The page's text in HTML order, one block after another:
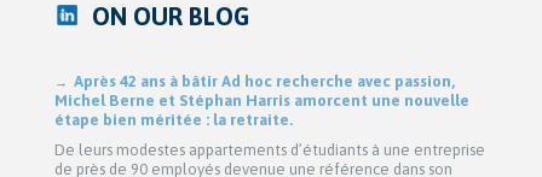
ON OUR BLOG
Après 42 ans à bâtir Ad hoc recherche avec passion,
Michel Berne et Stéphan Harris amorcent une nouvelle
étape bien méritée : la retraite.
De leurs modestes appartements d’étudiants à une entreprise
de près de 90 employés devenue une référence dans son